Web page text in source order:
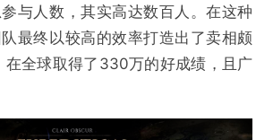
与人数，其实高达数百人。在这种
最终以较高的效率打造出了卖相颇
在全球取得了330万的好成绩，且广